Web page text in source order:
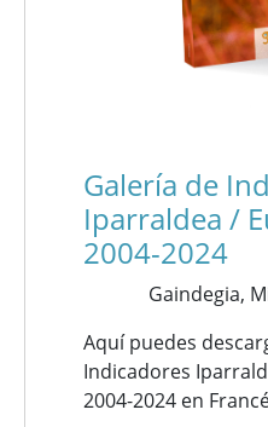
Galería de
Iparraldea /
2004-2024
Gaindegia,
Aquí puedes
Indicadores
2004-2024 en